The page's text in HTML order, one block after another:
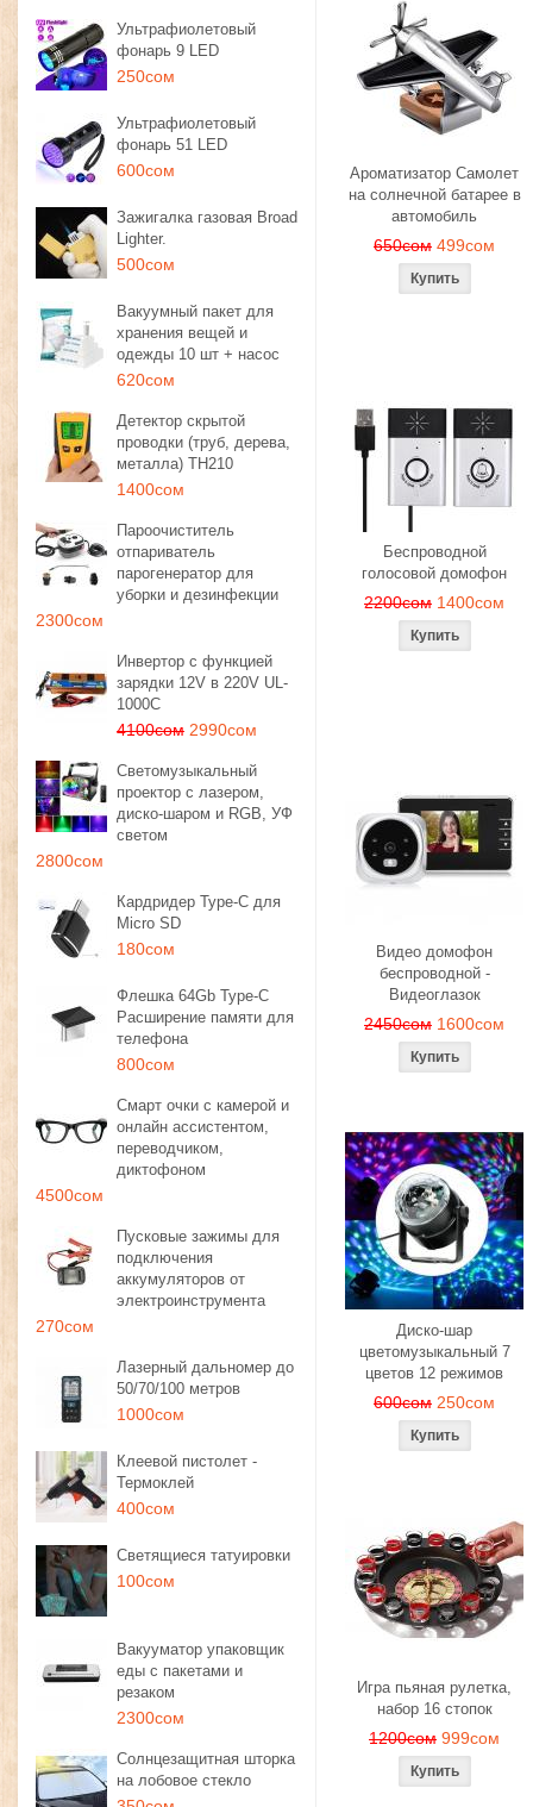
Ультрафиолетовый
фонарь 9 LED
250сом
Ультрафиолетовый
фонарь 51 LED
600сом
Зажигалка газовая Broad
Lighter.
500сом
Вакуумный пакет для
хранения вещей и
одежды 10 шт + насос
620сом
Детектор скрытой
проводки (труб, дерева,
металла) TH210
1400сом
Пароочиститель
отпариватель
парогенератор для
уборки и дезинфекции
2300сом
Инвертор с функцией
зарядки 12V в 220V UL-
1000C
4100сом 2990сом
Светомузыкальный
проектор с лазером,
диско-шаром и RGB, УФ
светом
2800сом
Кардридер Type-C для
Micro SD
180сом
Флешка 64Gb Type-C
Расширение памяти для
телефона
800сом
Смарт очки с камерой и
онлайн ассистентом,
переводчиком,
диктофоном
4500сом
Пусковые зажимы для
подключения
аккумуляторов от
электроинструмента
270сом
Лазерный дальномер до
50/70/100 метров
1000сом
Клеевой пистолет -
Термоклей
400сом
Светящиеся татуировки
100сом
Вакууматор упаковщик
еды с пакетами и
резаком
2300сом
Солнцезащитная шторка
на лобовое стекло
Ароматизатор Самолет
на солнечной батарее в
автомобиль
650сом 499сом
Беспроводной
голосовой домофон
2200сом 1400сом
Видео домофон
беспроводной -
Видеоглазок
2450сом 1600сом
Диско-шар
цветомузыкальный 7
цветов 12 режимов
600сом 250сом
Игра пьяная рулетка,
набор 16 стопок
1200сом 999сом